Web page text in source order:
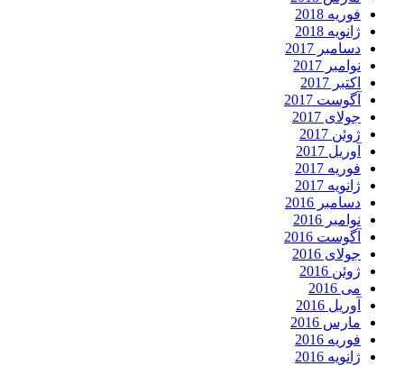
فوریه 2018
ژانویه 2018
دسامبر 2017
نوامبر 2017
اکتبر 2017
آگوست 2017
جولای 2017
ژوئن 2017
آوریل 2017
فوریه 2017
ژانویه 2017
دسامبر 2016
نوامبر 2016
آگوست 2016
جولای 2016
ژوئن 2016
می 2016
آوریل 2016
مارس 2016
فوریه 2016
ژانویه 2016